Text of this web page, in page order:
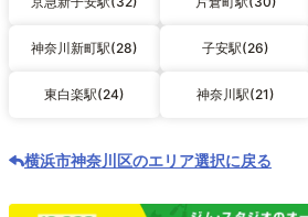
神奈川新町駅(28) 子安駅(26)
東白楽駅(24) 神奈川駅(21)
横浜市神奈川区のエリア選択に戻る